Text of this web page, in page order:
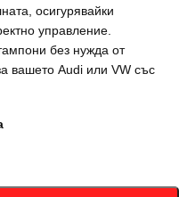
осигурявайки
управление.
без нужда от
вашето Audi или VW със